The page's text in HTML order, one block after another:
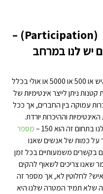
(Participation)
–
יש לנו במרחב
האם יש לנו 50 איש או 500 או 5000 או אולי בכלל
קטנות ניתן לייצר אינטימיות של
עמוקה בין החברים, אך ככל
וההיכרות יורדת.
זה הוא 150 –
מספר
כמות של אנשים שאנו
בקשרים משמעותיים בכל זמן
שאנו צריכים לשאוף להקים
קהילות של 150 איש? לחלוטין לא, אך מספר זה
שלא תמיד המטרה שלנו היא